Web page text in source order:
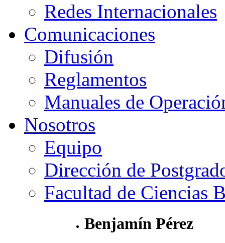
Redes Internacionales
Comunicaciones
Difusión
Reglamentos
Manuales de
Nosotros
Equipo
Dirección de
Facultad de Ciencias
Benjamín Pérez